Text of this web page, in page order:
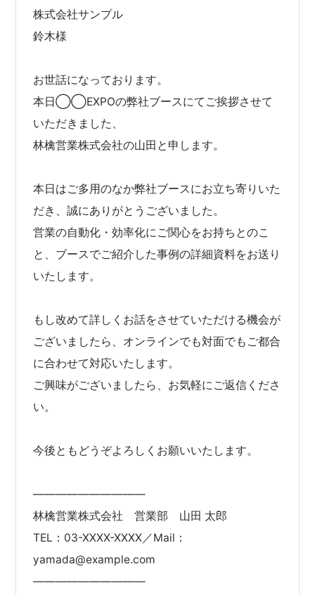
株式会社サンプル
鈴木様
お世話になっております。
本日◯◯EXPOの弊社ブースにてご挨拶させて
いただきました、
林檎営業株式会社の山田と申します。
本日はご多用のなか弊社ブースにお立ち寄りいた
だき、誠にありがとうございました。
営業の自動化・効率化にご関心をお持ちとのこ
と、ブースでご紹介した事例の詳細資料をお送り
いたします。
もし改めて詳しくお話をさせていただける機会が
ございましたら、オンラインでも対面でもご都合
に合わせて対応いたします。
ご興味がございましたら、お気軽にご返信くださ
い。
今後ともどうぞよろしくお願いいたします。
――――――――――
林檎営業株式会社 営業部 山田 太郎
TEL：03-XXXX-XXXX／Mail：
yamada@example.com
――――――――――